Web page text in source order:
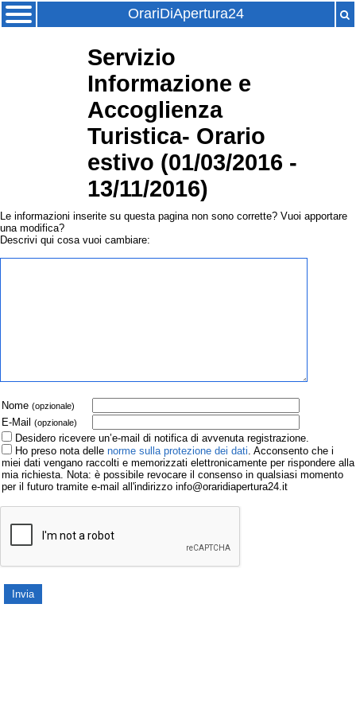
OrariDiApertura24
Servizio
Informazione e
Accoglienza
Turistica- Orario
estivo (01/03/2016 -
13/11/2016)
Le informazioni inserite su questa pagina non sono corrette? Vuoi apportare
una modifica?
Descrivi qui cosa vuoi cambiare:
Nome (opzionale)
E-Mail (opzionale)
Desidero ricevere un’e-mail di notifica di avvenuta registrazione.
Ho preso nota delle norme sulla protezione dei dati. Acconsento che i
miei dati vengano raccolti e memorizzati elettronicamente per rispondere alla
mia richiesta. Nota: è possibile revocare il consenso in qualsiasi momento
per il futuro tramite e-mail all'indirizzo info@oraridiapertura24.it